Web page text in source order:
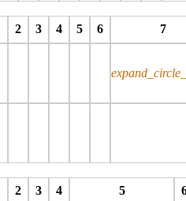
2 3 4 5 6
7
2 3 4 5